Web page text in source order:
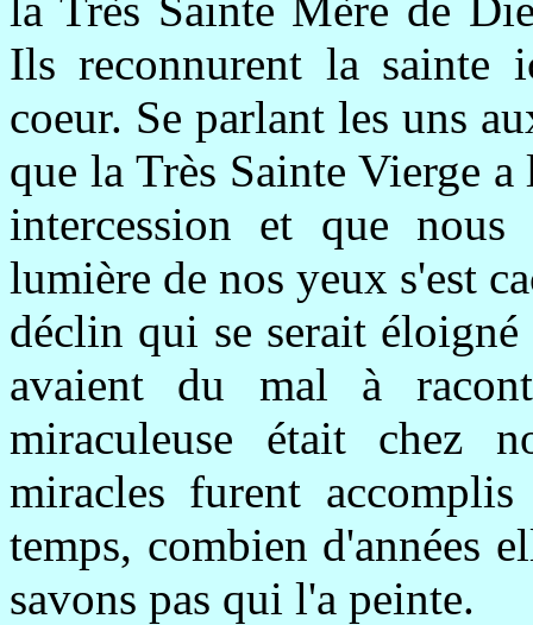
Ils reconnurent la sainte
coeur. Se parlant les uns
que la Très Sainte Vierge
intercession et que nous
lumière de nos yeux s'est
déclin qui se serait
avaient du mal à
miraculeuse était chez
miracles furent
temps, combien d'années
savons pas qui l'a peinte.